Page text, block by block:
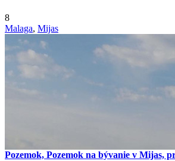
8
Malaga, Mijas
Pozemok, Pozemok na bývanie v Mijas,